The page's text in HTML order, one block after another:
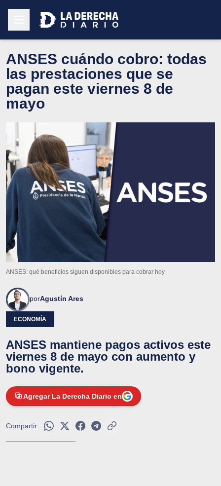
ANSES cuándo cobro: todas
las prestaciones que se
pagan este viernes 8 de
mayo
ANSES: qué beneficios siguen disponibles para cobrar hoy
porAgustín Ares
ECONOMÍA
ANSES mantiene pagos activos este
viernes 8 de mayo con aumento y
bono vigente.
Agregar La Derecha Diario en
Compartir: